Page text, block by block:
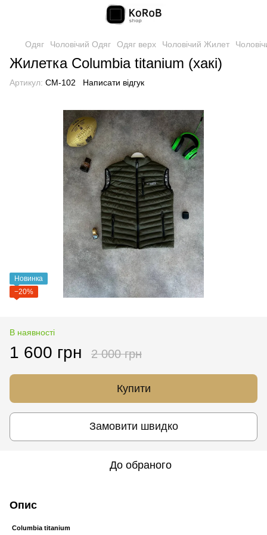
Одяг Чоловічий Одяг Одяг верх Чоловічий Жилет
Жилетка Сolumbia titanium (хакі)
Артикул: CM-102 Написати відгук
Новинка
−20%
В наявності
1 600 грн 2 000 грн
Купити
Замовити швидко
До обраного
Опис
Сolumbia titanium